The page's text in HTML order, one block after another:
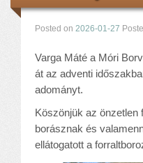
Szakkörök
Tanév rendje
Középfokú
Középfokú eredmények
Pedagógiai szakmai
Gyermek- és
Étlap
Posted on 2026-01-27
Varga Máté a Móri
át az adventi
adományt.
Köszönjük az önzetlen
borásznak és
ellátogatott a